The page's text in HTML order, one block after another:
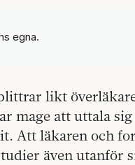
egna.
likt
mage att uttala sig
Att läkaren och
även utanför